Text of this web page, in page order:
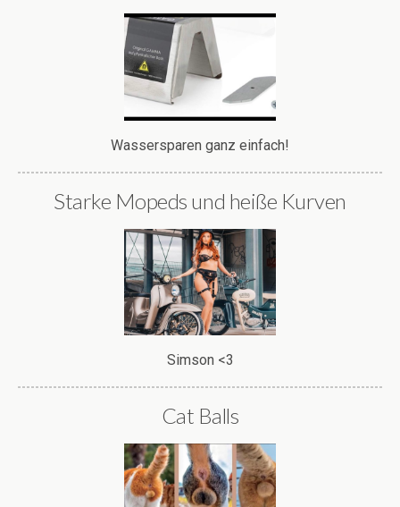
Wassersparen ganz einfach!
Starke Mopeds und heiße Kurven
Simson <3
Cat Balls